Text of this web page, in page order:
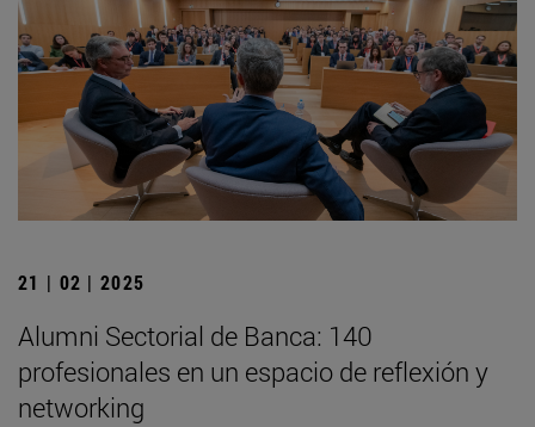
21 | 02 | 2025
Alumni Sectorial de Banca: 140
profesionales en un espacio de reflexión y
networking